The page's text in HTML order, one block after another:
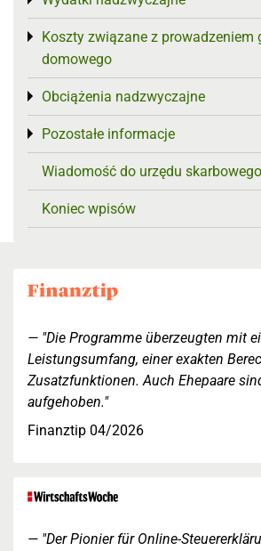
Koszty związane z prowadzeniem
domowego
Toggle menu
Obciążenia nadzwyczajne
Toggle menu
Pozostałe informacje
Toggle menu
Wiadomość do urzędu skarbowego
Koniec wpisów
"Die Programme überzeugten mit
Leistungsumfang, einer exakten
Zusatzfunktionen. Auch Ehepaare
aufgehoben."
Finanztip 04/2026
"Der Pionier für Online-